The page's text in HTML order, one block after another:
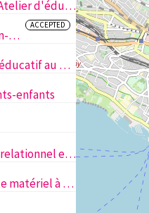
L’argent en s’amusant. Atelier d'éducation financière
Ô Vallon : inclusion, bien-être et lien social des familles du Vallon
ACCEPTED
Développement socio-éducatif au FC Concordia Lausanne
enfants
Ateliers éveil corporel, relationnel et sensitif de la naissance à 5 ans
Enrichir et renouvever le matériel à disposition des familles sur la place Andrée Antonioli-Rouiller